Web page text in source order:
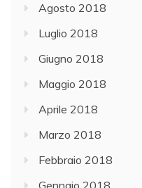
Agosto 2018
Luglio 2018
Giugno 2018
Maggio 2018
Aprile 2018
Marzo 2018
Febbraio 2018